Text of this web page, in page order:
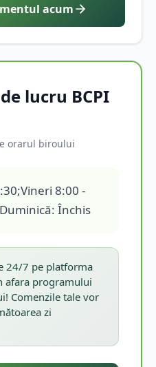
acum
lucru BCPI
orarul biroului
8:00 -
Închis
24/7 pe platforma
afara programului
Comenzile tale vor
zi